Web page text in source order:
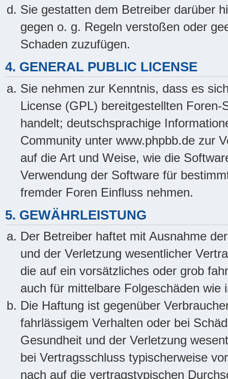
Sie gestatten dem Betreiber darüber
gegen o. g. Regeln verstoßen oder
Schaden zuzufügen.
4. GENERAL PUBLIC LICENSE
Sie nehmen zur Kenntnis, dass es
License (GPL) bereitgestellten
handelt; deutschsprachige
Community unter www.phpbb.de zur
auf die Art und Weise, wie die
Verwendung der Software für
fremder Foren Einfluss nehmen.
5. GEWÄHRLEISTUNG
Der Betreiber haftet mit Ausnahme
und der Verletzung wesentlicher
die auf ein vorsätzliches oder grob
auch für mittelbare Folgeschäden wie
Die Haftung ist gegenüber
fahrlässigem Verhalten oder bei
Gesundheit und der Verletzung
bei Vertragsschluss typischerweise
nach auf die vertragstypischen